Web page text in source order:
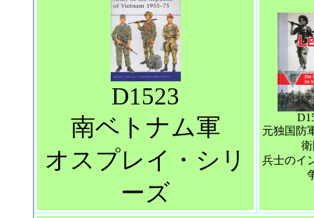
D1523
南ベトナム軍
オスプレイ・シリ
ーズ
元独国防
兵士のイ